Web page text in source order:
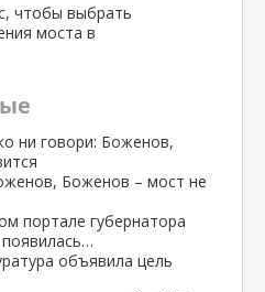
чтобы выбрать
моста в
ни говори: Боженов,
портале губернатора
объявила цель